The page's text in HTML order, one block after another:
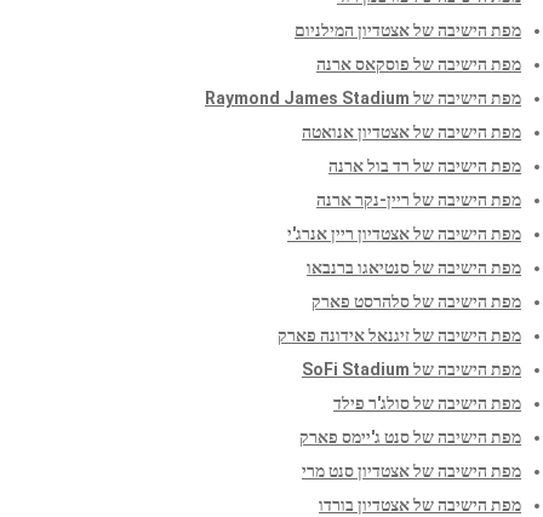
מפת הישיבה של אצטדיון המילניום
מפת הישיבה של פוסקאס ארנה
מפת הישיבה של Raymond James Stadium
מפת הישיבה של אצטדיון אנואטה
מפת הישיבה של רד בול ארנה
מפת הישיבה של ריין-נקר ארנה
מפת הישיבה של אצטדיון ריין אנרג'י
מפת הישיבה של סנטיאגו ברנבאו
מפת הישיבה של סלהרסט פארק
מפת הישיבה של זיגנאל אידונה פארק
מפת הישיבה של SoFi Stadium
מפת הישיבה של סולג'ר פילד
מפת הישיבה של סנט ג'יימס פארק
מפת הישיבה של אצטדיון סנט מרי
מפת הישיבה של אצטדיון בורדו